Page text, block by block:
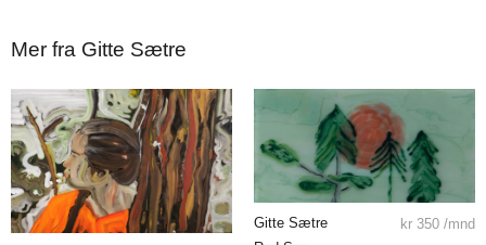
Mer fra Gitte Sætre
Gitte Sætre
kr 350 /mnd